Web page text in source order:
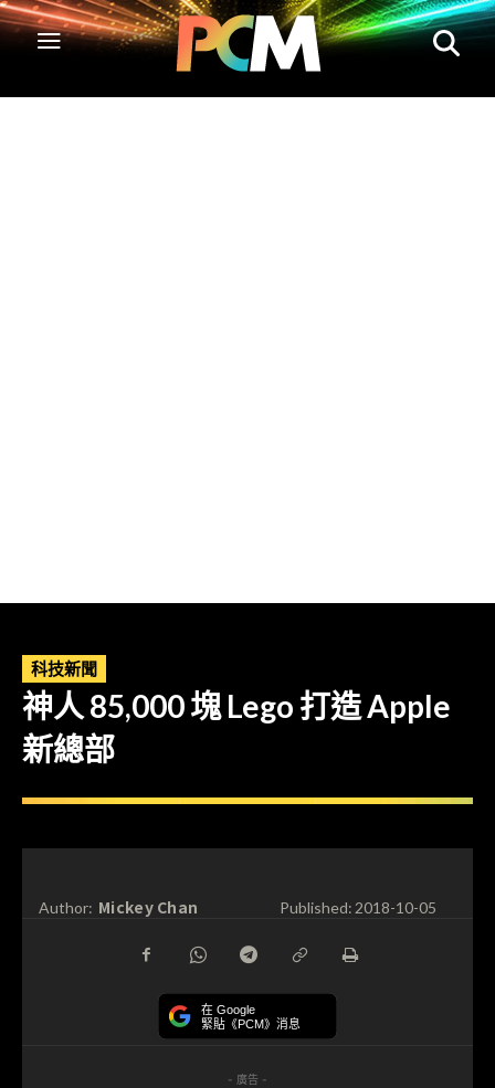
科技新聞
神人 85,000 塊 Lego 打造 Apple
新總部
Author: Mickey Chan Published:2018-10-05
在 Google
緊貼《PCM》消息
- 廣告 -